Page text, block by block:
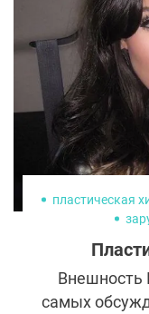
ли
пластическая
Внешность
самых